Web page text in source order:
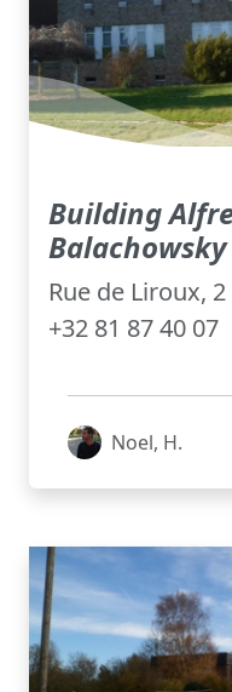
Building
Balachowsky
Rue de Liroux,
+32 81 87 40 07
Noel, H.